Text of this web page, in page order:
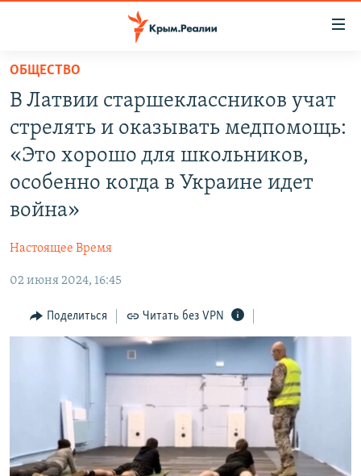
Вернуться
основному
содержанию
Вернутся
главной
навигации
ГРУЗ 200
КАРТА ВОЕННЫХ ОБЪЕКТОВ КРЫМА
11 ЛЕТ ОККУПАЦИИ КРЫМА. 11 ИСТОРИЙ СОПРОТИВЛЕНИЯ
ВОДА
ИСТОРИЯ
ЕЩЕ
ТЕЛЕПРОЕКТ КРЫМ.РЕАЛИИ
СОВЕТЫ ПРАВОЗАЩИТНИКОВ
ПРОПАВШИЕ БЕЗ ВЕСТИ
ПОБЕДИТЕЛЕЙ НЕ СУДЯТ?
КРЫМ.НЕПОКОРЕННЫЙ
УКРАИНСКАЯ ПРОБЛЕМА КРЫМА
КАК ОБОЙТИ БЛОКИРОВКУ
ПРИСОЕДИНЯЙТЕСЬ!
ОБЩЕСТВО
В Латвии старшеклассников учат
стрелять и оказывать медпомощь:
«Это хорошо для школьников,
особенно когда в Украине идет
война»
Настоящее Время
02 июня 2024, 16:45
Поделиться Читать без VPN